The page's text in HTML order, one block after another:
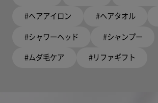
#ヘアアイロン #ヘアタオル
#シャワーヘッド #シャンプー
#ムダ毛ケア #リファギフト